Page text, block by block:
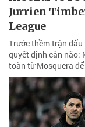
Jurrien
League
Trước thềm trận
quyết định cân não:
toàn từ Mosquera